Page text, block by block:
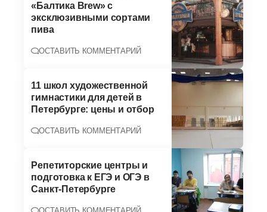
«Балтика Brew» с
эксклюзивными сортами
пива
ОСТАВИТЬ КОММЕНТАРИЙ
11 школ художественной
гимнастики для детей в
Петербурге: цены и отбор
ОСТАВИТЬ КОММЕНТАРИЙ
Репетиторские центры и
подготовка к ЕГЭ и ОГЭ в
Санкт-Петербурге